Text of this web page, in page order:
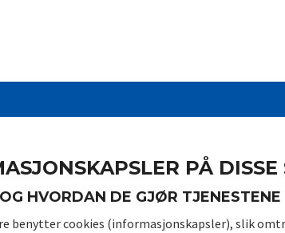
PÅ DISSE
HVORDAN DE GJØR TJENESTENE
benytter cookies (informasjonskapsler), slik